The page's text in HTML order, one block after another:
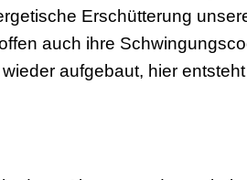
Erschütterung
auch ihre
aufgebaut, hier